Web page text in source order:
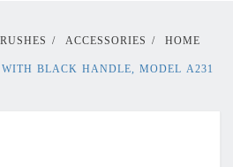
HOME
/
ACCESSORIES
/
BLACK HANDLE, MODEL A231